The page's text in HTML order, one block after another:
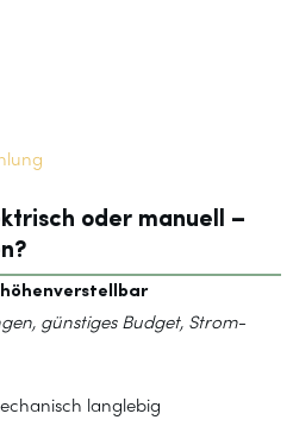
oder manuell –
günstiges Budget, Strom-
langlebig